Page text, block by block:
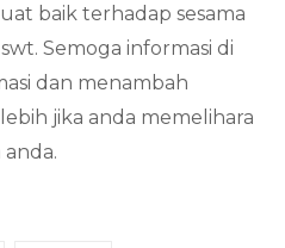
baik terhadap sesama
Semoga informasi di
dan menambah
jika anda memelihara